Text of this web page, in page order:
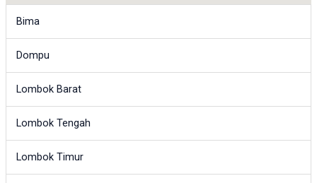
Bima
Dompu
Lombok Barat
Lombok Tengah
Lombok Timur